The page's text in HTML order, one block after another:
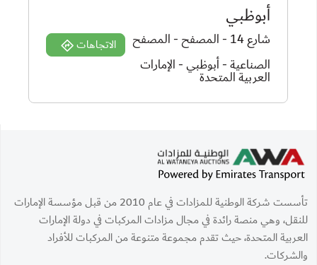
أبوظبي
شارع 14 - المصفح - المصفح
الصناعية - أبوظبي - الإمارات
العربية المتحدة
الاتجاهات
تأسست شركة الوطنية للمزادات في عام 2010 من قبل مؤسسة الإمارات
للنقل، وهي منصة رائدة في مجال مزادات المركبات في دولة الإمارات
العربية المتحدة، حيث تقدم مجموعة متنوعة من المركبات للأفراد
والشركات.